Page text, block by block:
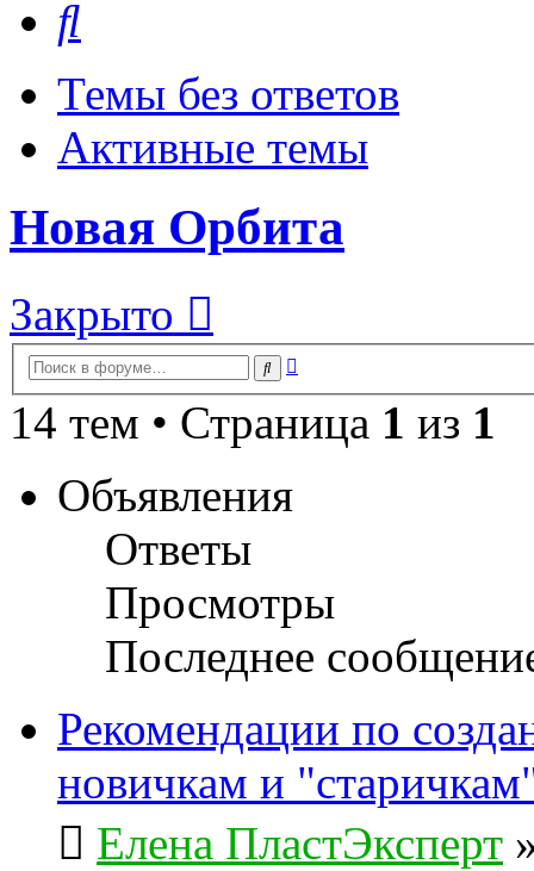
Темы без ответов
Активные темы
Новая Орбита
Закрыто
Поиск
14 тем • Страница 1 из 1
Объявления
Ответы
Просмотры
Последнее
Рекомендации по
новичкам и
Елена ПластЭксперт